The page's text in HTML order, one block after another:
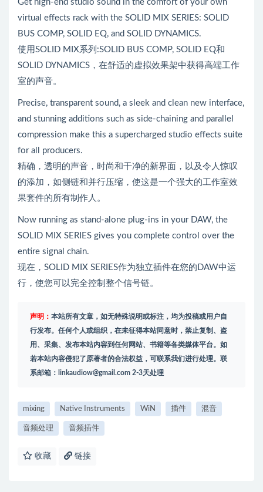
Get high-end studio sound in the comfort of your own
virtual effects rack with the SOLID MIX SERIES: SOLID
BUS COMP, SOLID EQ, and SOLID DYNAMICS.
使用SOLID MIX系列:SOLID BUS COMP, SOLID EQ和
SOLID DYNAMICS，在舒适的虚拟效果架中获得高端工作
室的声音。
Precise, transparent sound, a sleek and clean new interface,
and stunning additions such as side-chaining and parallel
compression make this a supercharged studio effects suite
for all producers.
精确，透明的声音，时尚和干净的新界面，以及令人惊叹
的添加，如侧链和并行压缩，使这是一个强大的工作室效
果套件的所有制作人。
Now running as stand-alone plug-ins in your DAW, the
SOLID MIX SERIES gives you complete control over the
entire signal chain.
现在，SOLID MIX SERIES作为独立插件在您的DAW中运
行，使您可以完全控制整个信号链。
声明： 本站所有文章，如无特殊说明或标注，均为投稿或用户自
行发布。任何个人或组织，在未征得本站同意时，禁止复制、盗
用、采集、发布本站内容到任何网站、书籍等各类媒体平台。如
若本站内容侵犯了原著者的合法权益，可联系我们进行处理。联
系邮箱： linkaudiow@gmail.com 2-3天处理
mixing Native Instruments WiN 插件 混音
音频处理 音频插件
收藏 链接